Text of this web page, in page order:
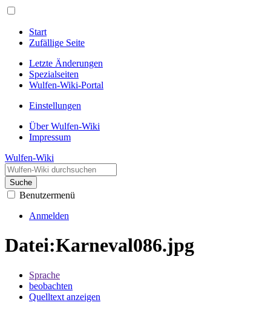
Start
Zufällige Seite
Letzte Änderungen
Spezialseiten
Wulfen-Wiki-Portal
Einstellungen
Über Wulfen-Wiki
Impressum
Wulfen-Wiki
Suche
Benutzermenü
Anmelden
Datei:Karneval086.jpg
Sprache
beobachten
Quelltext anzeigen